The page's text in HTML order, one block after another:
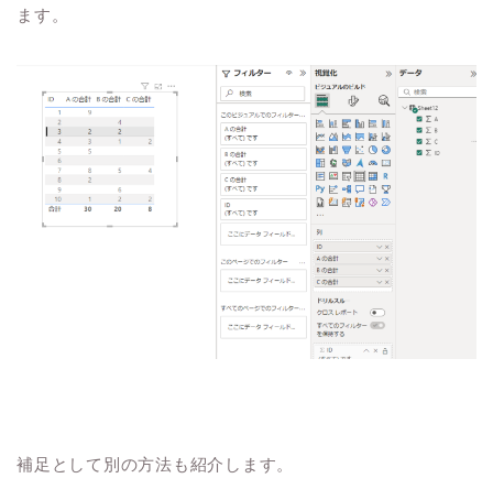
ます。
補足として別の方法も紹介します。